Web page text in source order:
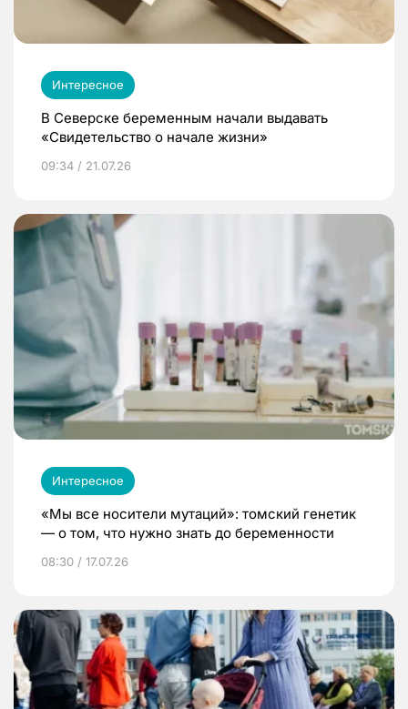
Интересное
В Северске беременным начали выдавать
«Свидетельство о начале жизни»
09:34 / 21.07.26
Интересное
«Мы все носители мутаций»: томский генетик
— о том, что нужно знать до беременности
08:30 / 17.07.26